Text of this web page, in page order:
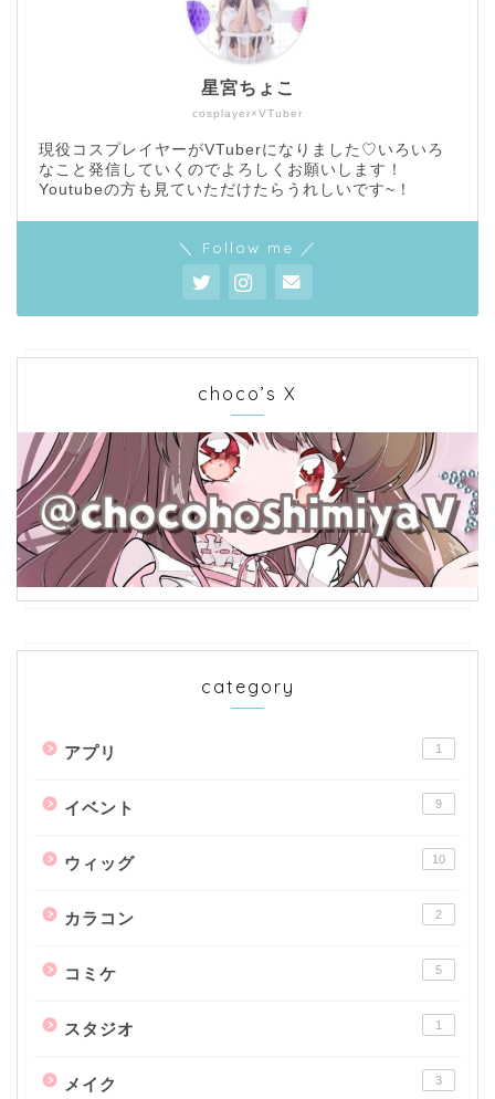
cosplayer×VTuber
星宮ちょこ
現役コスプレイヤーがVTuberになりました♡いろいろ
なこと発信していくのでよろしくお願いします！
Youtubeの方も見ていただけたらうれしいです~！
＼ Follow me ／
choco’s X
category
アプリ 1
イベント 9
ウィッグ 10
カラコン 2
コミケ 5
スタジオ 1
メイク 3